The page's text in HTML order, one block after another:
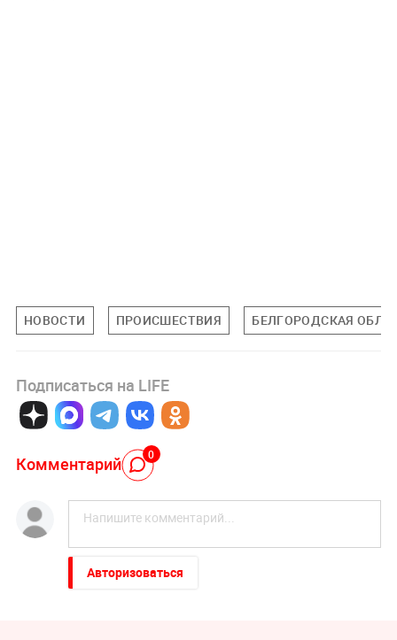
НОВОСТИ ПРОИСШЕСТВИЯ БЕЛГОРОДСКАЯ
Подписаться на LIFE
Комментарий 0
Авторизоваться